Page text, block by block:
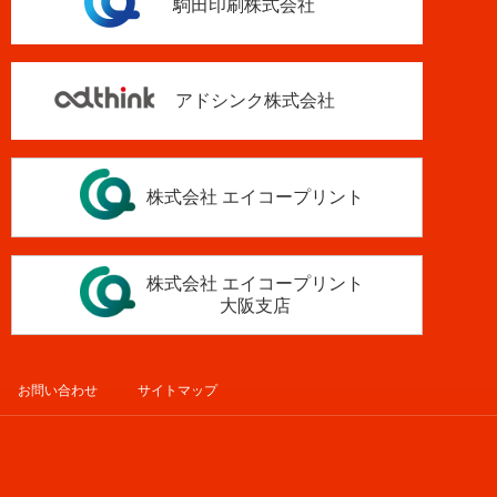
駒田印刷株式会社
アドシンク株式会社
株式会社 エイコープリント
株式会社 エイコープリント
大阪支店
お問い合わせ サイトマップ